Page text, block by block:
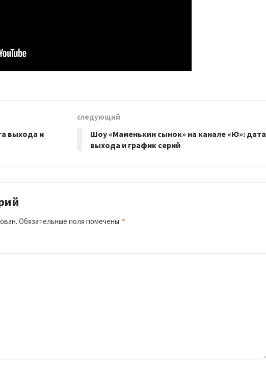
выхода и
следующий
Шоу «Маменькин сынок» на канале «Ю»: дата
выхода и график серий
Обязательные поля помечены *